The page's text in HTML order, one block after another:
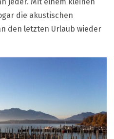
ein
die akustischen
den letzten Urlaub wieder